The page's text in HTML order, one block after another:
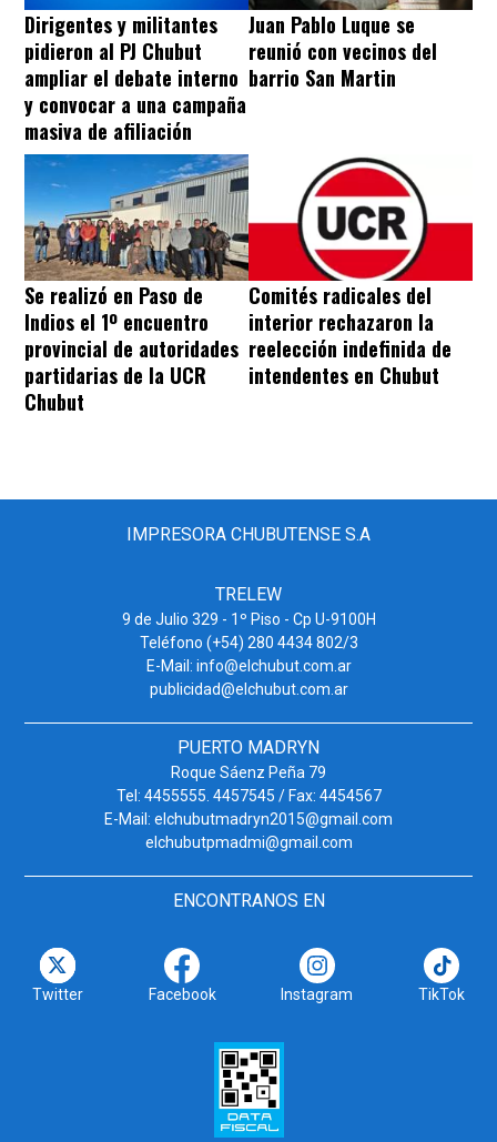
Dirigentes y militantes
pidieron al PJ Chubut
ampliar el debate interno
y convocar a una campaña
masiva de afiliación
Juan Pablo Luque se
reunió con vecinos del
barrio San Martin
Se realizó en Paso de
Indios el 1º encuentro
provincial de autoridades
partidarias de la UCR
Chubut
Comités radicales del
interior rechazaron la
reelección indefinida de
intendentes en Chubut
IMPRESORA CHUBUTENSE S.A
TRELEW
9 de Julio 329 - 1º Piso - Cp U-9100H
Teléfono (+54) 280 4434 802/3
E-Mail: info@elchubut.com.ar
publicidad@elchubut.com.ar
PUERTO MADRYN
Roque Sáenz Peña 79
Tel: 4455555. 4457545 / Fax: 4454567
E-Mail: elchubutmadryn2015@gmail.com
elchubutpmadmi@gmail.com
ENCONTRANOS EN
Twitter Facebook Instagram TikTok